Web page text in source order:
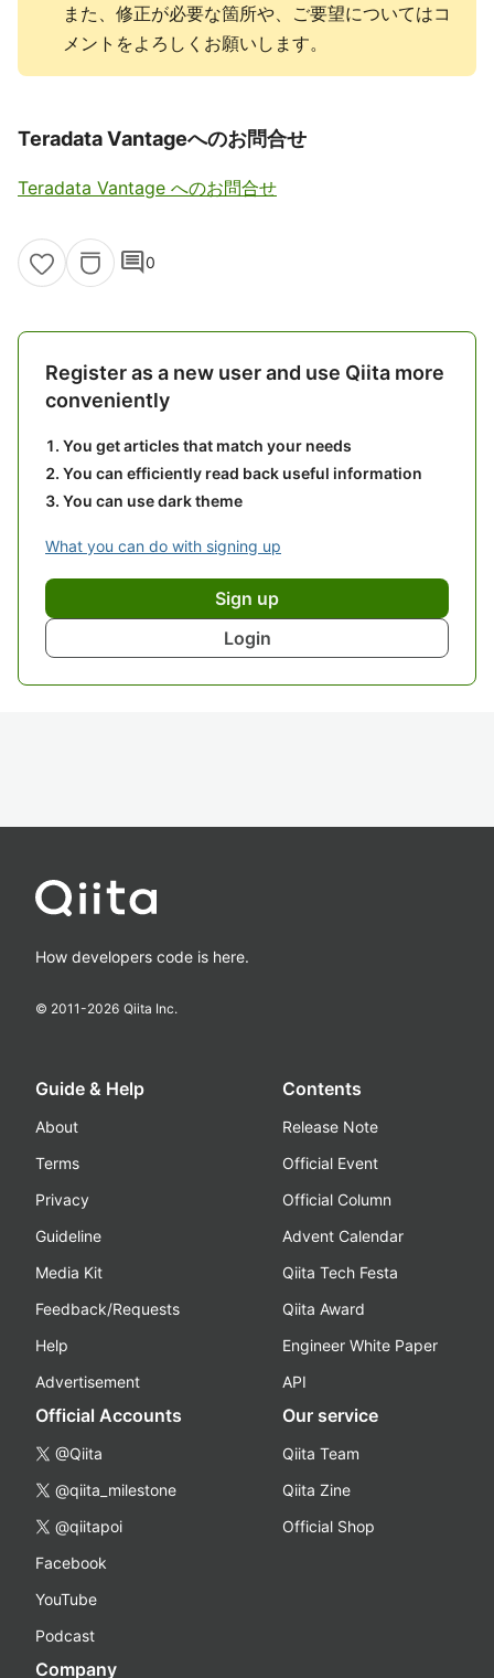
また、修正が必要な箇所や、ご要望についてはコ
メントをよろしくお願いします。
Teradata Vantageへのお問合せ
Teradata Vantage へのお問合せ
comment0
Register as a new user and use Qiita more
conveniently
You get articles that match your needs
You can efficiently read back useful information
You can use dark theme
What you can do with signing up
Sign up
Login
How developers code is here.
© 2011-2026 Qiita Inc.
Guide & Help
About
Terms
Privacy
Guideline
Media Kit
Feedback/Requests
Help
Advertisement
Contents
Release Note
Official Event
Official Column
Advent Calendar
Qiita Tech Festa
Qiita Award
Engineer White Paper
API
Official Accounts
@Qiita
@qiita_milestone
@qiitapoi
Facebook
YouTube
Podcast
Our service
Qiita Team
Qiita Zine
Official Shop
Company